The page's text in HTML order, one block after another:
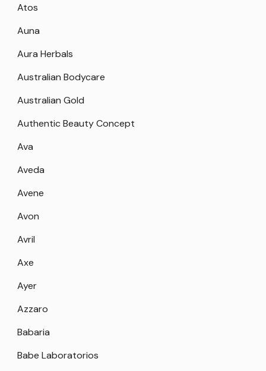
Atos
Auna
Aura Herbals
Australian Bodycare
Australian Gold
Authentic Beauty Concept
Ava
Aveda
Avene
Avon
Avril
Axe
Ayer
Azzaro
Babaria
Babe Laboratorios